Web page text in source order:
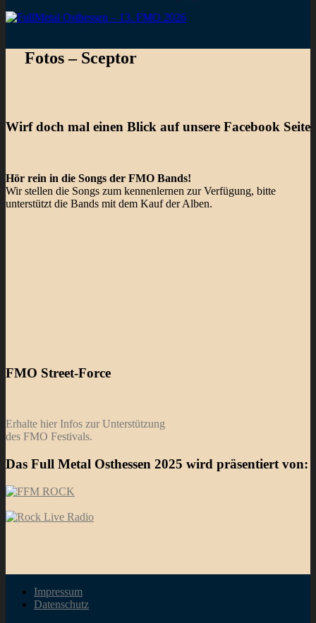
Fotos – Sceptor
Wirf doch mal einen Blick auf unsere Facebook Seite
Hör rein in die Songs der FMO Bands!
Wir stellen die Songs zum kennenlernen zur Verfügung, bitte
unterstützt die Bands mit dem Kauf der Alben.
FMO Street-Force
Erhalte hier Infos zur Unterstützung
des FMO Festivals.
Das Full Metal Osthessen 2025 wird präsentiert von:
Impressum
Datenschutz